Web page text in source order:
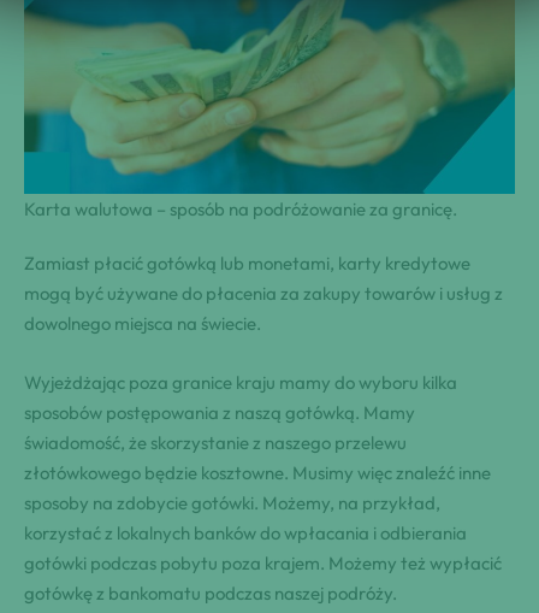
Karta walutowa – sposób na podróżowanie za granicę.
Zamiast płacić gotówką lub monetami, karty kredytowe
mogą być używane do płacenia za zakupy towarów i usług z
dowolnego miejsca na świecie.
Wyjeżdżając poza granice kraju mamy do wyboru kilka
sposobów postępowania z naszą gotówką. Mamy
świadomość, że skorzystanie z naszego przelewu
złotówkowego będzie kosztowne. Musimy więc znaleźć inne
sposoby na zdobycie gotówki. Możemy, na przykład,
korzystać z lokalnych banków do wpłacania i odbierania
gotówki podczas pobytu poza krajem. Możemy też wypłacić
gotówkę z bankomatu podczas naszej podróży.